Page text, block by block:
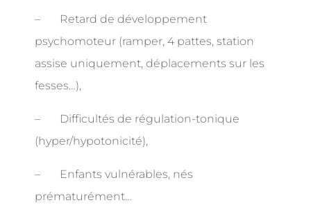
–
Retard de développement
psychomoteur (ramper, 4 pattes, station
assise uniquement, déplacements sur les
fesses…),
–
Difficultés de régulation-tonique
(hyper/hypotonicité),
–
Enfants vulnérables, nés
prématurément…